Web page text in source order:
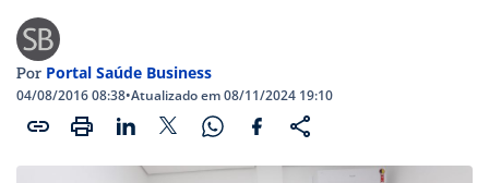
Por Portal Saúde Business
04/08/2016 08:38•Atualizado em 08/11/2024 19:10